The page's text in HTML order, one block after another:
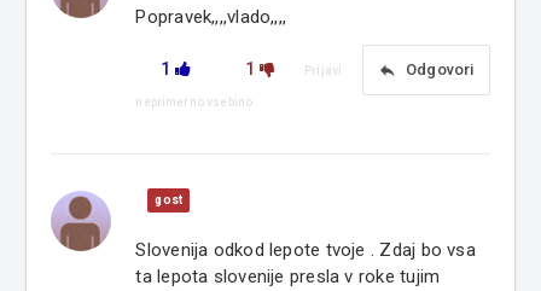
Popravek,,,,vlado,,,,
1 1 reply Odgovori
Prijavi
neprimerno vsebino
gost
Slovenija odkod lepote tvoje . Zdaj bo vsa
ta lepota slovenije presla v roke tujim